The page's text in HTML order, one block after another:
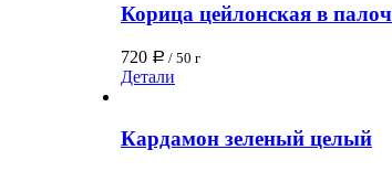
Корица цейлонская в
720 Р / 50 г
Детали
Кардамон зеленый целый